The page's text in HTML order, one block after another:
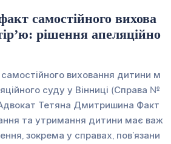
самостійного вихова
рішення апеляційно
виховання дитини м
суду у Вінниці (Справа №
Тетяна Дмитришина Факт
та утримання дитини має важ
зокрема у справах, пов’язани